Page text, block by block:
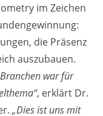
im Zeichen
die Präsenz
auszubauen.
war für
, erklärt Dr.
„Dies ist uns mit